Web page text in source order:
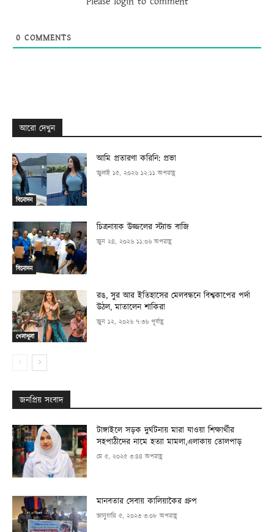
0 COMMENTS
আরো দেখুন
বিনোদন
আমি প্রতারণা করিনি: প্রভা
জুলাই ১৫, ২০২৬ ১২:১১ অপরাহ্ণ
বিনোদন
চিত্রনায়ক উজ্জলের স্ট্যান্ড বাজি
জুন ২৪, ২০২৬ ১১:০৬ অপরাহ্ণ
খেলাধুলা
রঙ, সুর আর ইতিহাসের মেলবন্ধনে বিশ্বকাপের পর্দা
উঠল, মাতালেন শাকিরা
জুন ১২, ২০২৬ ৭:৩৬ পূর্বাহ্ণ
জনপ্রিয় সংবাদ
টাঙ্গাইলে সড়ক দুর্ঘটনায় মারা যাওয়া শিক্ষার্থীর
সহপাঠীদের নামে হত্যা মামলা,এলাকায় তোলপাড়
মে ৫, ২০২৫ ৩:৪৪ অপরাহ্ণ
মানবতার সেবায় কালিয়াকৈর গ্রুপ
জানুয়ারি ৫, ২০২৩ ৩:০৮ অপরাহ্ণ